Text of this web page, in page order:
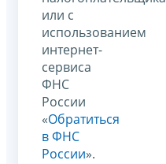
или с
использованием
интернет-
сервиса
ФНС
России
«Обратиться
в ФНС
России».